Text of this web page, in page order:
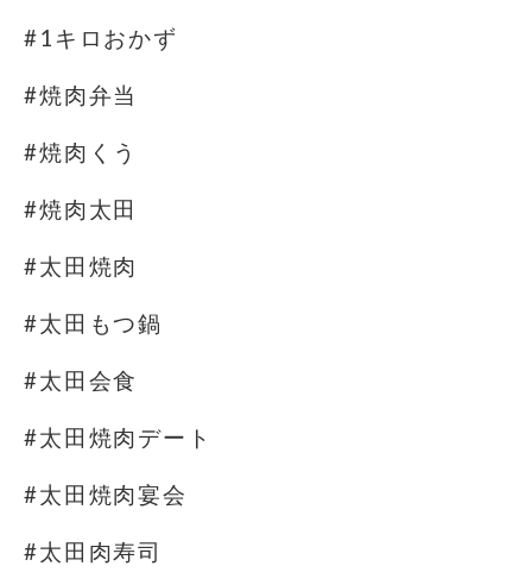
#1キロおかず
#焼肉弁当
#焼肉くう
#焼肉太田
#太田焼肉
#太田もつ鍋
#太田会食
#太田焼肉デート
#太田焼肉宴会
#太田肉寿司